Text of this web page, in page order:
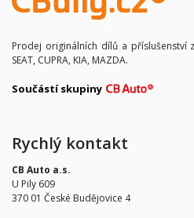
Prodej originálních dílů a příslušenství
SEAT, CUPRA, KIA, MAZDA.
Součástí skupiny
Rychlý kontakt
CB Auto a.s.
U Pily 609
370 01 České Budějovice 4